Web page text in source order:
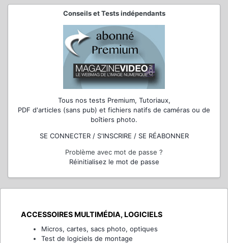
Conseils et Tests indépendants
Tous nos tests Premium, Tutoriaux,
PDF d'articles (sans pub) et fichiers natifs de caméras ou de
boîtiers photo.
SE CONNECTER / S'INSCRIRE / SE RÉABONNER
Problème avec mot de passe ?
Réinitialisez le mot de passe
ACCESSOIRES MULTIMÉDIA, LOGICIELS
Micros, cartes, sacs photo, optiques
Test de logiciels de montage